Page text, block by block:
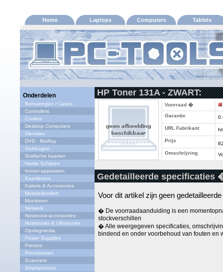
Home Laptops Computers Tablets
Onderdelen
Behuizingen / Cases
Controllers
Coolers
Desktop Computers
Diensten
DVD - BluRay
Geheugen
Grafische kaarten
Harde Schijven
Invoer-apparaten
Kaartlezers
Kabels & Accessoires
Moederborden
Monitoren
Netwerk
Notebook-accessoires
Notebooks & Ultrabooks
Opslagmedia
Power Supplies
Printers
Processoren
Scanners
Smartphones
HP Toner 131A - ZWART:
Voorraad �
Garantie
0
URL Fabrikant
Prijs
Omschrijving
Gedetailleerde specificaties
Voor dit artikel zijn geen
� De voorraadaanduiding is een
stockverschillen
� Alle weergegeven specificaties,
bindend en onder voorbehoud van fouten en